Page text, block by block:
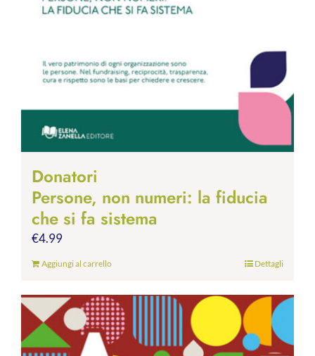
Donatori
Persone, non numeri: la fiducia
che si fa sistema
€4.99
Aggiungi al carrello Dettagli